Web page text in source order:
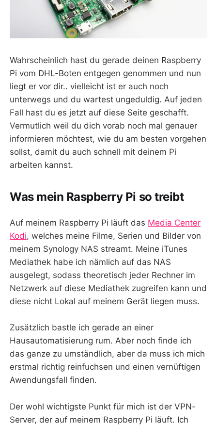
Wahrscheinlich hast du gerade deinen Raspberry
Pi vom DHL-Boten entgegen genommen und nun
liegt er vor dir.. vielleicht ist er auch noch
unterwegs und du wartest ungeduldig. Auf jeden
Fall hast du es jetzt auf diese Seite geschafft.
Vermutlich weil du dich vorab noch mal genauer
informieren möchtest, wie du am besten vorgehen
sollst, damit du auch schnell mit deinem Pi
arbeiten kannst.
Was mein Raspberry Pi so treibt
Auf meinem Raspberry Pi läuft das Media Center
Kodi, welches meine Filme, Serien und Bilder von
meinem Synology NAS streamt. Meine iTunes
Mediathek habe ich nämlich auf das NAS
ausgelegt, sodass theoretisch jeder Rechner im
Netzwerk auf diese Mediathek zugreifen kann und
diese nicht Lokal auf meinem Gerät liegen muss.
Zusätzlich bastle ich gerade an einer
Hausautomatisierung rum. Aber noch finde ich
das ganze zu umständlich, aber da muss ich mich
erstmal richtig reinfuchsen und einen vernüftigen
Awendungsfall finden.
Der wohl wichtigste Punkt für mich ist der VPN-
Server, der auf meinem Raspberry Pi läuft. Ich